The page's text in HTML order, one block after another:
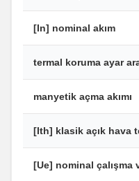
[In] nominal akım
termal koruma ayar
manyetik açma akımı
[Ith] klasik açık hava
[Ue] nominal çalışma